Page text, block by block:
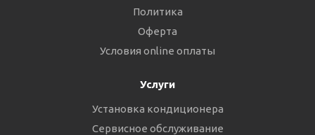
Политика
Оферта
Условия online оплаты
Услуги
Установка кондиционера
Сервисное обслуживание